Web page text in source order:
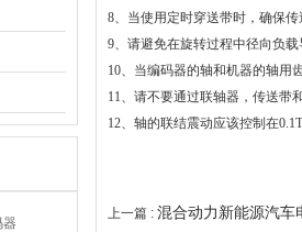
8、当使用定时穿送带时，确保
9、请避免在旋转过程中径向负
10、当编码器的轴和机器的轴用
11、请不要通过联轴器，传送带
12、轴的联结震动应该控制在
上一篇 : 混合动力新能源汽车